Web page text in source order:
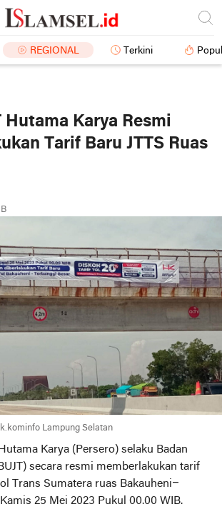
REGIONAL Terkini
Karya Resmi
Tarif Baru JTTS Ruas
Lampung Selatan
Karya (Persero) selaku Badan
secara resmi memberlakukan tarif
Trans Sumatera ruas Bakauheni–
Kamis 25 Mei 2023 Pukul 00.00 WIB.